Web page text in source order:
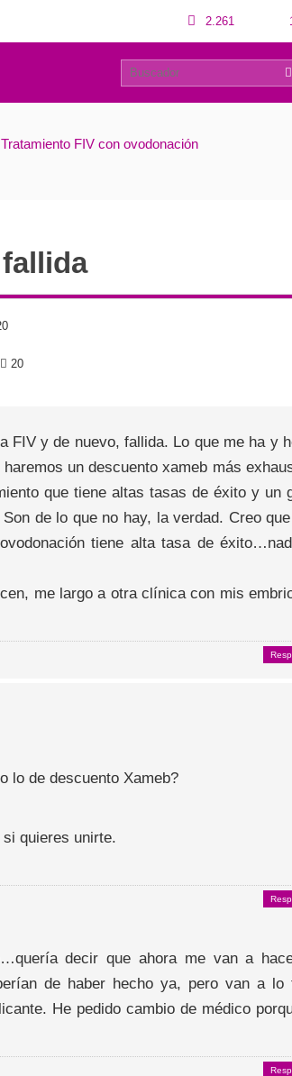
2.261
8 0
Tratamiento FIV con ovodonación
20
FIV y de nuevo, fallida. Lo que me ha y
un descuento xameb más
que tiene altas tasas de éxito y un
de lo que no hay, la verdad. Creo
tiene alta tasa de
me largo a otra clínica con mis
lo de descuento Xameb?
quieres unirte.
decir que ahora me van a
de haber hecho ya, pero van a lo
He pedido cambio de médico